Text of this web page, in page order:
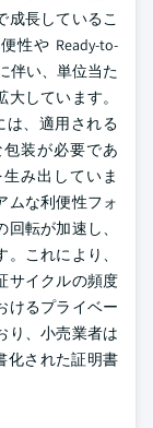
成長しているこ
性や Ready-to-
伴い、単位当た
しています。
は、適用される
装が必要であ
み出していま
ムな利便性フォ
転が加速し、
これにより、
サイクルの頻度
けるプライベー
り、小売業者は
化された証明書